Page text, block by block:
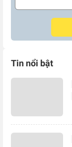
Tin nổi bật